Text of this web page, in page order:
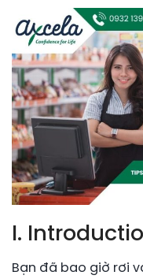
I.
Bạn đã bao giờ rơi